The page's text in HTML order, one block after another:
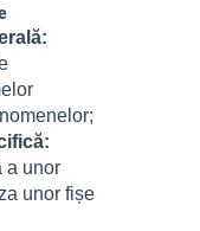
a unor
unor fișe